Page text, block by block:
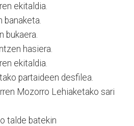
ekitaldia.
banaketa.
bukaera.
hasiera.
ekitaldia.
partaideen desfilea.
Mozorro Lehiaketako sari
talde batekin